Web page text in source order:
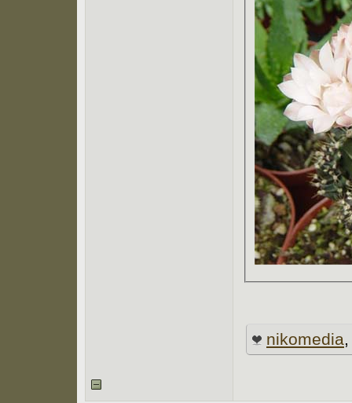
nikomedia,